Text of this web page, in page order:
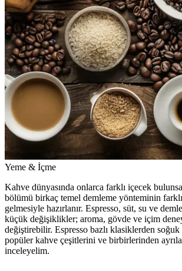
Yeme & İçme
Kahve dünyasında onlarca farklı içecek
bölümü birkaç temel demleme yönteminin
gelmesiyle hazırlanır. Espresso, süt, su ve
küçük değişiklikler; aroma, gövde ve içim
değiştirebilir. Espresso bazlı klasiklerden
popüler kahve çeşitlerini ve birbirlerinden
inceleyelim.